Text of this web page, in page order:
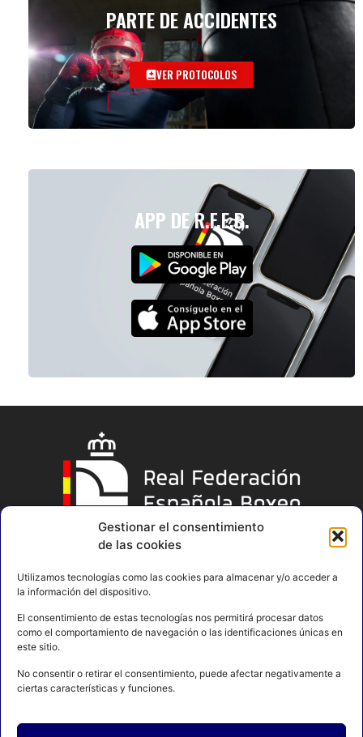
Gestionar el consentimiento
de las cookies
Utilizamos tecnologías como las cookies para almacenar y/o acceder a
la información del dispositivo.
El consentimiento de estas tecnologías nos permitirá procesar datos
como el comportamiento de navegación o las identificaciones únicas en
este sitio.
No consentir o retirar el consentimiento, puede afectar negativamente a
ciertas características y funciones.
PARTE DE ACCIDENTES
VER PROTOCOLOS
APP DE R.F.E.B.